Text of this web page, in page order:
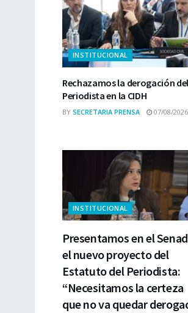
INSTITUCIONAL
Rechazamos la derogación
Periodista en la CIDH
BY SECRETARIA PRENSA 07/08/2026
INSTITUCIONAL
Presentamos en el
el nuevo proyecto del
Estatuto del Periodista:
“Necesitamos la certeza
que no va quedar